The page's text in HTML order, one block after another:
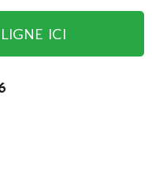
ICI